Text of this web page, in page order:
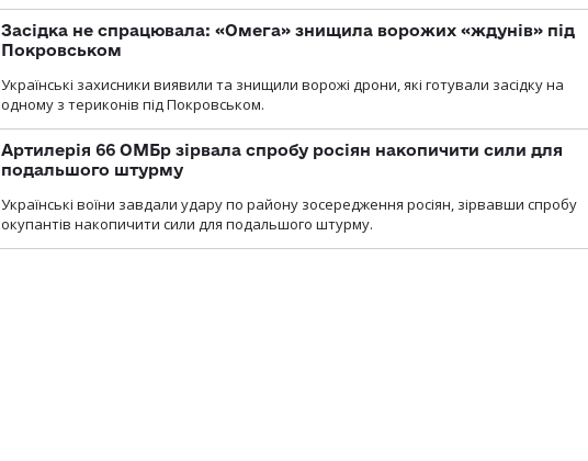
Засідка не спрацювала: «Омега» знищила ворожих «ждунів» під
Покровськом
Українські захисники виявили та знищили ворожі дрони, які готували засідку на
одному з териконів під Покровськом.
Артилерія 66 ОМБр зірвала спробу росіян накопичити сили для
подальшого штурму
Українські воїни завдали удару по району зосередження росіян, зірвавши спробу
окупантів накопичити сили для подальшого штурму.